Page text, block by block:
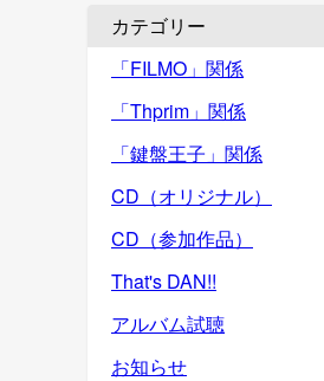
カテゴリー
「FILMO」関係
「Thprim」関係
「鍵盤王子」関係
CD（オリジナル）
CD（参加作品）
That's DAN!!
アルバム試聴
お知らせ